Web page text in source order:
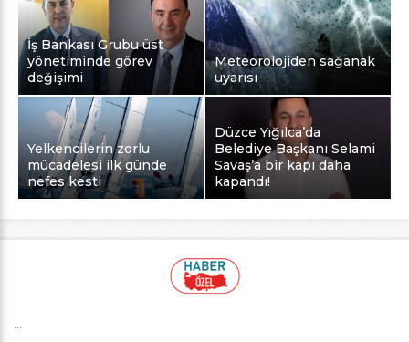
İş Bankası Grubu üst
yönetiminde görev
değişimi
Meteorolojiden sağanak
uyarısı
Yelkencilerin zorlu
mücadelesi ilk günde
nefes kesti
Düzce Yığılca’da
Belediye Başkanı Selami
Savaş’a bir kapı daha
kapandı!